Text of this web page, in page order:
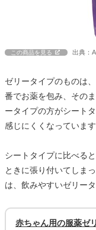
この商品を見る 出典：
ゼリータイプのものは
番でお薬を包み、その
ータイプの方がシート
感じにくくなっています
シートタイプに比べる
ときに張り付いてしま
は、飲みやすいゼリー
赤ちゃん用の服薬ゼ